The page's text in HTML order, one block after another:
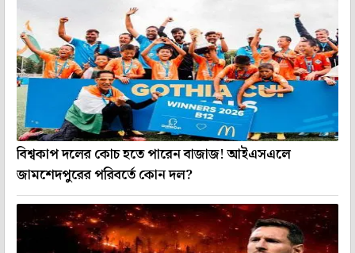
বিশ্বকাপ দলের কোচ হতে পারেন বাজাজ! আইএসএলে
জামশেদপুরের পরিবর্তে কোন দল?